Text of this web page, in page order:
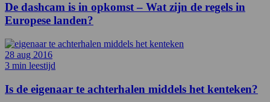
De dashcam is in opkomst – Wat zijn de regels in
Europese landen?
28 aug 2016
3 min leestijd
Is de eigenaar te achterhalen middels het kenteken?